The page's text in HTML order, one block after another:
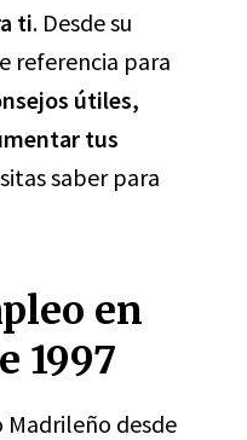
ti. Desde su
referencia para
útiles,
tus
saber para
en
1997
Madrileño desde